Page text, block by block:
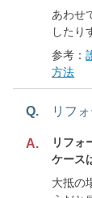
あわせ
したり
参考：
方法
Q. リフ
A.
リフォ
ケース
大抵の